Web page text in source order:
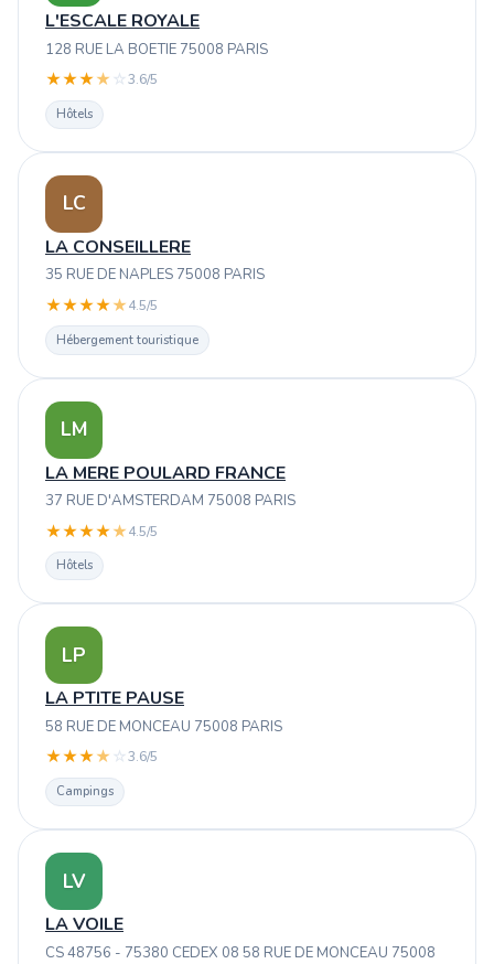
L'ESCALE ROYALE
128 RUE LA BOETIE 75008 PARIS
★★★★ ☆3.6/5
Hôtels
LC
LA CONSEILLERE
35 RUE DE NAPLES 75008 PARIS
★★★★★4.5/5
Hébergement touristique
LM
LA MERE POULARD FRANCE
37 RUE D'AMSTERDAM 75008 PARIS
★★★★★4.5/5
Hôtels
LP
LA PTITE PAUSE
58 RUE DE MONCEAU 75008 PARIS
★★★★ ☆3.6/5
Campings
LV
LA VOILE
CS 48756 - 75380 CEDEX 08 58 RUE DE MONCEAU 75008